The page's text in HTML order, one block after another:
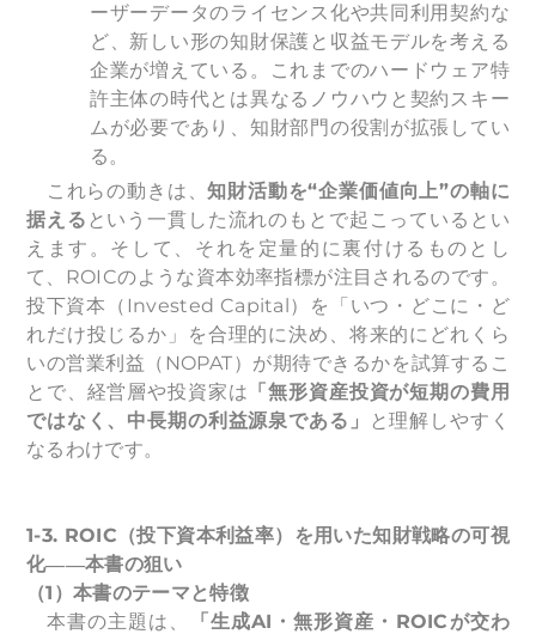
ーザーデータのライセンス化や共同利用契約な
ど、新しい形の知財保護と収益モデルを考える
企業が増えている。これまでのハードウェア特
許主体の時代とは異なるノウハウと契約スキー
ムが必要であり、知財部門の役割が拡張してい
る。
これらの動きは、知財活動を“企業価値向上”の軸に
据える という一貫した流れのもとで起こっているとい
えます。そして、それを定量的に裏付けるものとし
て、ROICのような資本効率指標が注目されるのです。
投下資本（Invested Capital）を「いつ・どこに・ど
れだけ投じるか」を合理的に決め、将来的にどれくら
いの営業利益（NOPAT）が期待できるかを試算するこ
とで、経営層や投資家は 「無形資産投資が短期の費用
ではなく、中長期の利益源泉である」
と理解しやすく
なるわけです。
1-3. ROIC （投下資本利益率）を用いた知財戦略の可視
化――本書の狙い
（1）本書のテーマと特徴
本書の主題は、
「生成AI・無形資産・ROICが交わ